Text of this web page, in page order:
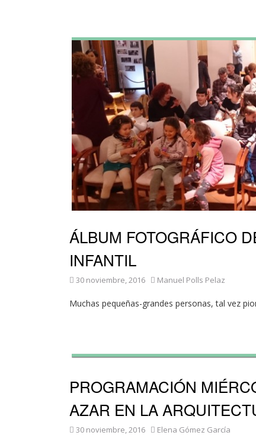
ÁLBUM FOTOGRÁFICO
INFANTIL
30 noviembre, 2016 Manuel Polls Pelaz
Muchas pequeñas-grandes personas, tal vez
PROGRAMACIÓN
AZAR EN LA
30 noviembre, 2016 Elena Gómez García